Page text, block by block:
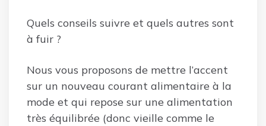
Quels conseils suivre et quels autres sont
à fuir ?
Nous vous proposons de mettre l’accent
sur un nouveau courant alimentaire à la
mode et qui repose sur une alimentation
très équilibrée (donc vieille comme le